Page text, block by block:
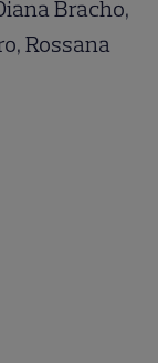
Bracho,
Rossana